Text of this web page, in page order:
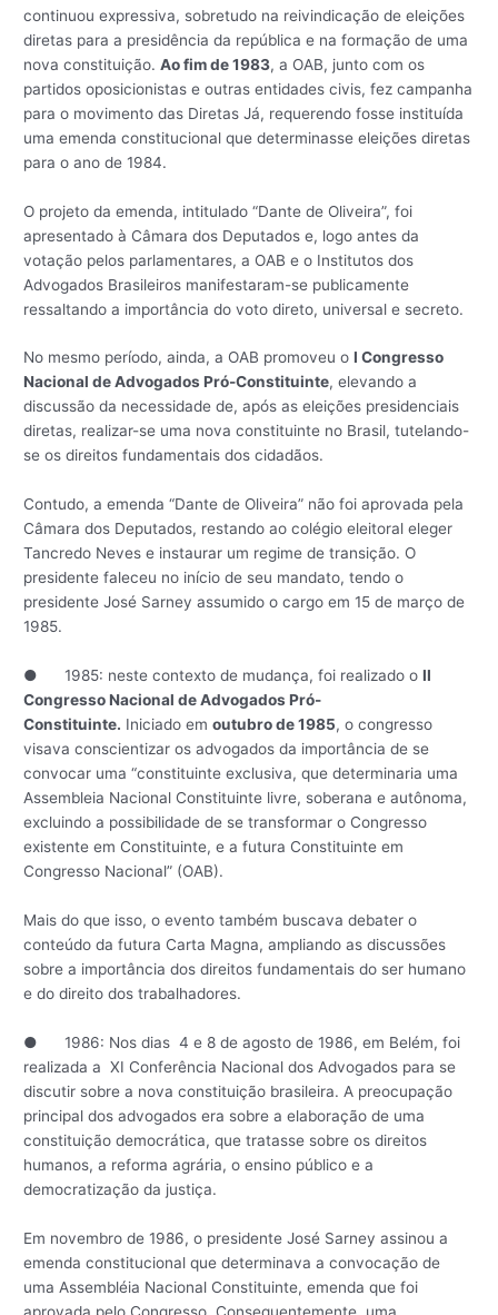
continuou expressiva, sobretudo na reivindicação de eleições
diretas para a presidência da república e na formação de uma
nova constituição.Ao fim de 1983, a OAB, junto com os
partidos oposicionistas e outras entidades civis, fez campanha
para o movimento das Diretas Já, requerendo fosse instituída
uma emenda constitucional que determinasse eleições diretas
para o ano de 1984.
O projeto da emenda, intitulado “Dante de Oliveira”, foi
apresentado à Câmara dos Deputados e, logo antes da
votação pelos parlamentares, a OAB e o Institutos dos
Advogados Brasileiros manifestaram-se publicamente
ressaltando a importância do voto direto, universal e secreto.
No mesmo período, ainda, a OAB promoveu oI Congresso
Nacional de Advogados Pró-Constituinte, elevando a
discussão da necessidade de, após as eleições presidenciais
diretas, realizar-se uma nova constituinte no Brasil, tutelando-
se os direitos fundamentais dos cidadãos.
Contudo, a emenda “Dante de Oliveira” não foi aprovada pela
Câmara dos Deputados, restando ao colégio eleitoral eleger
Tancredo Neves e instaurar um regime de transição. O
presidente faleceu no início de seu mandato, tendo o
presidente José Sarney assumido o cargo em 15 de março de
1985.
● 1985: neste contexto de mudança, foi realizado oII
Congresso Nacional de Advogados Pró-
Constituinte. Iniciado emoutubro de 1985, o congresso
visava conscientizar os advogados da importância de se
convocar uma “constituinte exclusiva, que determinaria uma
Assembleia Nacional Constituinte livre, soberana e autônoma,
excluindo a possibilidade de se transformar o Congresso
existente em Constituinte, e a futura Constituinte em
Congresso Nacional” (OAB).
Mais do que isso, o evento também buscava debater o
conteúdo da futura Carta Magna, ampliando as discussões
sobre a importância dos direitos fundamentais do ser humano
e do direito dos trabalhadores.
● 1986: Nos dias 4 e 8 de agosto de 1986, em Belém, foi
realizada a XI Conferência Nacional dos Advogados para se
discutir sobre a nova constituição brasileira. A preocupação
principal dos advogados era sobre a elaboração de uma
constituição democrática, que tratasse sobre os direitos
humanos, a reforma agrária, o ensino público e a
democratização da justiça.
Em novembro de 1986, o presidente José Sarney assinou a
emenda constitucional que determinava a convocação de
uma Assembléia Nacional Constituinte, emenda que foi
aprovada pelo Congresso. Consequentemente, uma